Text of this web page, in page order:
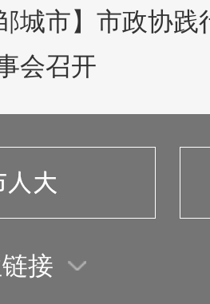
邹城市】市政协
会召开
接